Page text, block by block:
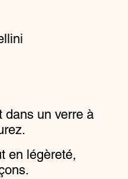
dans un verre à
en légèreté,